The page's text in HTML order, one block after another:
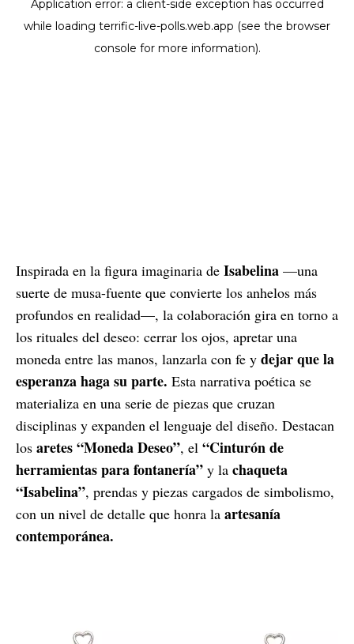
Inspirada en la figura imaginaria de Isabelina —una
suerte de musa-fuente que convierte los anhelos más
profundos en realidad—, la colaboración gira en torno a
los rituales del deseo: cerrar los ojos, apretar una
moneda entre las manos, lanzarla con fe y dejar que la
esperanza haga su parte. Esta narrativa poética se
materializa en una serie de piezas que cruzan
disciplinas y expanden el lenguaje del diseño. Destacan
los aretes “Moneda Deseo”, el “Cinturón de
herramientas para fontanería” y la chaqueta
“Isabelina”, prendas y piezas cargados de simbolismo,
con un nivel de detalle que honra la artesanía
contemporánea.